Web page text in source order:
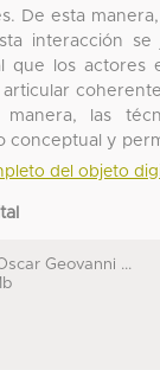
De esta
interacción
que los actores
articular
las
conceptual y
del objeto
Geovanni ...